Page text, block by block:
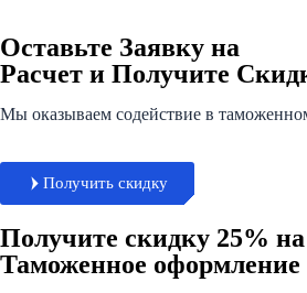
Оставьте Заявку на
Расчет и Получите
Мы оказываем содействие в
Получить скидку
Получите скидку 25% на
Таможенное оформление